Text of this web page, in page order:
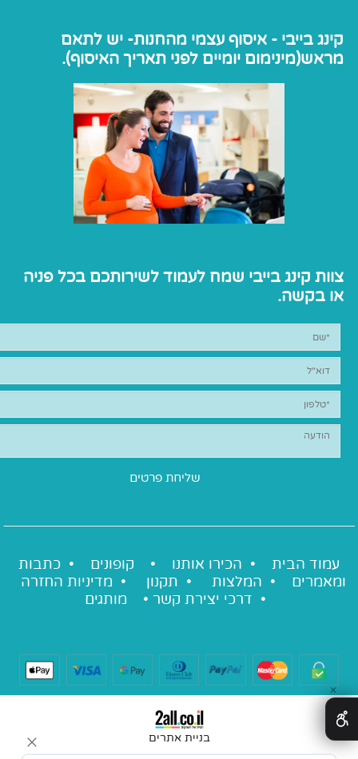
קינג בייבי - איסוף עצמי מהחנות- יש לתאם
מראש(מינימום יומיים לפני תאריך האיסוף).
צוות קינג בייבי שמח לעמוד לשירותכם בכל פניה
או בקשה.
עמוד הבית • הכירו אותנו • קופונים • כתבות
ומאמרים • המלצות • תקנון • מדיניות החזרה
• דרכי יצירת קשר • מותגים
בניית אתרים
✕